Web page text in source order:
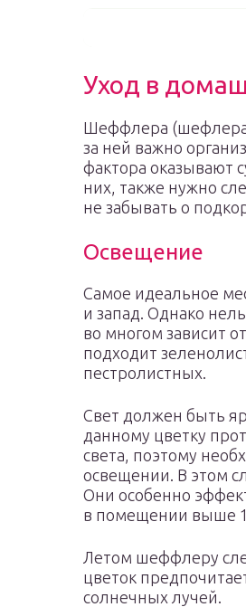
Уход в
Шеффлера
за ней важно
фактора оказывают
них, также нужно
не забывать о
Освещение
Самое идеальное
и запад. Однако
во многом зависит
подходит
пестролистных.
Свет должен быть
данному цветку
света, поэтому
освещении. В этом
Они особенно
в помещении выше
Летом шеффлеру
цветок
солнечных лучей.